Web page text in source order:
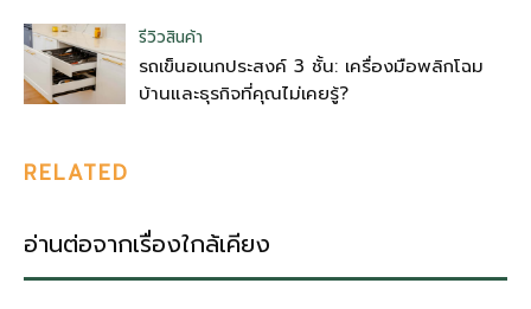
รีวิวสินค้า
รถเข็นอเนกประสงค์ 3 ชั้น: เครื่องมือพลิกโฉม
บ้านและธุรกิจที่คุณไม่เคยรู้?
RELATED
อ่านต่อจากเรื่องใกล้เคียง